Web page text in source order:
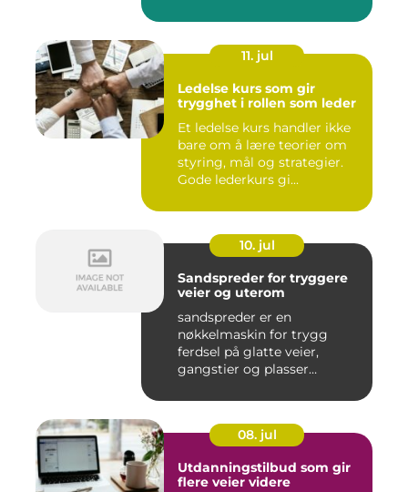
11. jul
Ledelse kurs som gir
trygghet i rollen som leder
Et ledelse kurs handler ikke
bare om å lære teorier om
styring, mål og strategier.
Gode lederkurs gi...
10. jul
Sandspreder for tryggere
veier og uterom
sandspreder er en
nøkkelmaskin for trygg
ferdsel på glatte veier,
gangstier og plasser
08. jul
Utdanningstilbud som gir
flere veier videre